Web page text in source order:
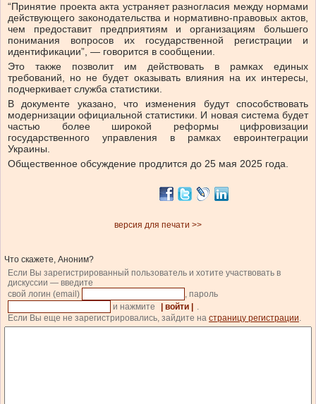
“Принятие проекта акта устраняет разногласия между нормами
действующего законодательства и нормативно-правовых актов,
чем предоставит предприятиям и организациям большего
понимания вопросов их государственной регистрации и
идентификации”, — говорится в сообщении.
Это также позволит им действовать в рамках единых
требований, но не будет оказывать влияния на их интересы,
подчеркивает служба статистики.
В документе указано, что изменения будут способствовать
модернизации официальной статистики. И новая система будет
частью более широкой реформы цифровизации
государственного управления в рамках евроинтеграции
Украины.
Общественное обсуждение продлится до 25 мая 2025 года.
версия для печати >>
Что скажете, Аноним?
Если Вы зарегистрированный пользователь и хотите участвовать в
дискуссии — введите
свой логин (email)
, пароль
и нажмите
| войти |
.
Если Вы еще не зарегистрировались, зайдите на страницу регистрации.